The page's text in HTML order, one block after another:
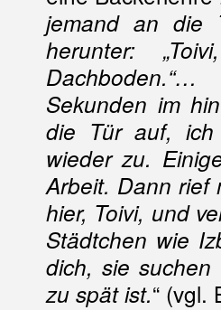
jemand an die
herunter:
Sekunden im
die Tür auf, ich
wieder zu.
Arbeit. Dann rief
hier, Toivi, und
Städtchen wie
dich, sie
zu spät ist.“ (vgl.